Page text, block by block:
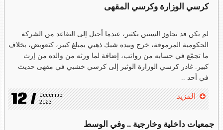
كرسي الوزارة وكرسي المقهى
لم يكن قد تجاوز الستين بكثير، عندما أحيل إلى التقاعد من الشركة
الحكومية المرموقة، خرج وبيده شيك ذهبي بمبلغ كبير، كتعويض، بخلاف
ما تجمّع في حسابه من رواتب، إضافة لما ورثه من والده من إرث
كبير. غادر كرسي الوزارة الوثير إلى كرسي خشبي في مقهى حديث
في أحد ..
12 / December
2023
المزيد
جمعيات داخلية وخارجية .. وفي الوسط